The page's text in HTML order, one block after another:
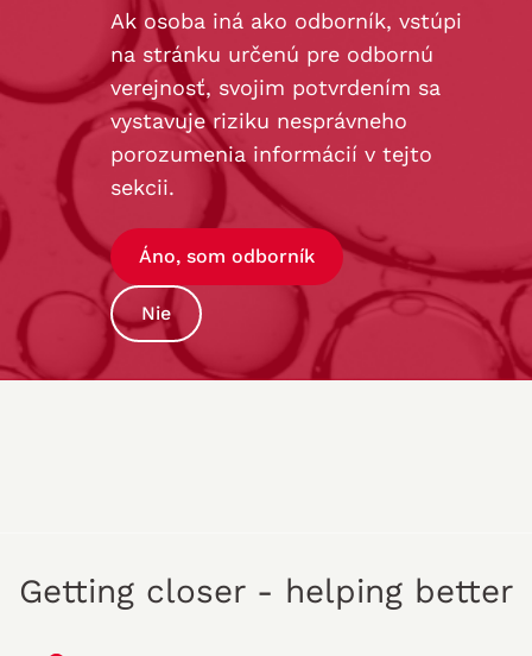
Ak osoba iná ako odborník, vstúpi
na stránku určenú pre odbornú
verejnosť, svojim potvrdením sa
vystavuje riziku nesprávneho
porozumenia informácií v tejto
sekcii.
Áno, som odborník
Nie
Getting closer - helping better